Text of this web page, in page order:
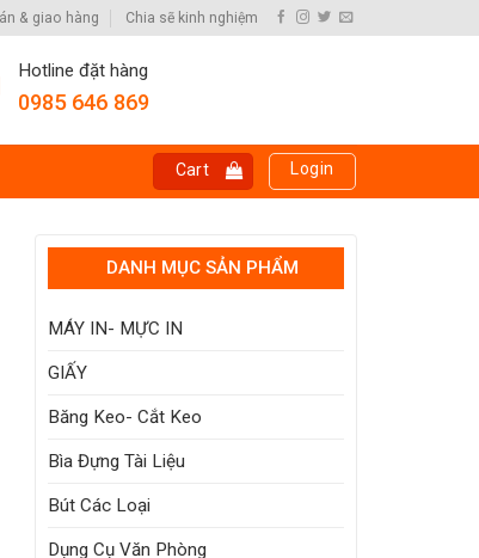
& giao hàng Chia sẽ kinh nghiệm
Hotline đặt hàng
0985 646 869
Cart Login
DANH MỤC SẢN PHẨM
MÁY IN- MỰC IN
GIẤY
Băng Keo- Cắt Keo
Bìa Đựng Tài Liệu
Bút Các Loại
Dụng Cụ Văn Phòng